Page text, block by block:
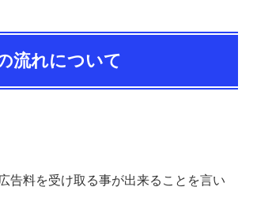
流れについて
告料を受け取る事が出来ることを言い